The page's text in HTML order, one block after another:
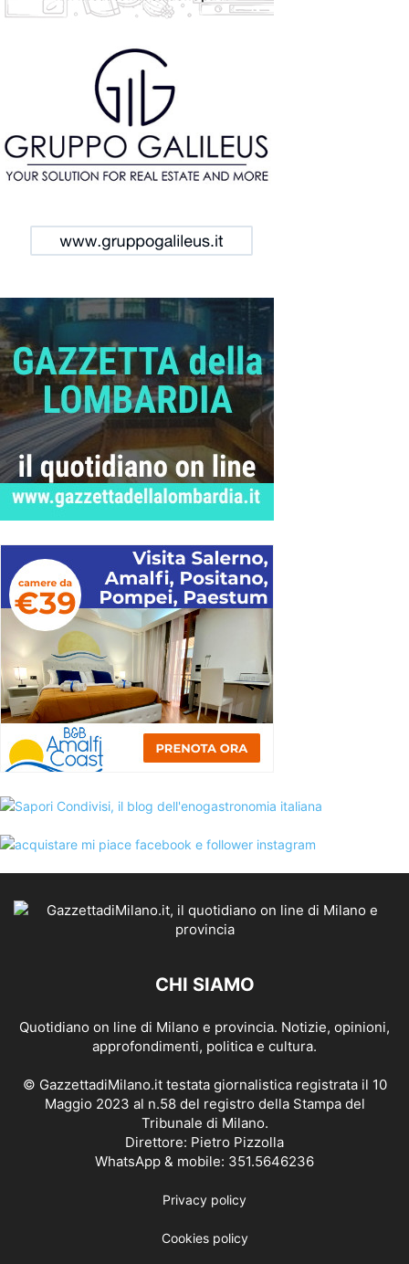
CHI SIAMO
Quotidiano on line di Milano e provincia. Notizie, opinioni,
approfondimenti, politica e cultura.
© GazzettadiMilano.it testata giornalistica registrata il 10
Maggio 2023 al n.58 del registro della Stampa del
Tribunale di Milano.
Direttore: Pietro Pizzolla
WhatsApp & mobile: 351.5646236
Privacy policy
Cookies policy